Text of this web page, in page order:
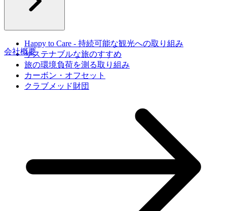
Happy to Care - 持続可能な観光への取り組み
サステナブルな旅のすすめ
旅の環境負荷を測る取り組み
カーボン・オフセット
クラブメッド財団
会社概要